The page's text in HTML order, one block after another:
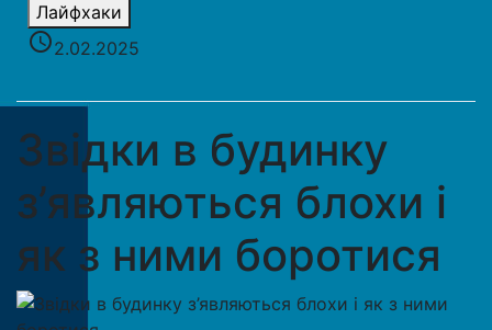
Лайфхаки
access_time2.02.2025
Звідки в будинку
з’являються блохи і
як з ними боротися